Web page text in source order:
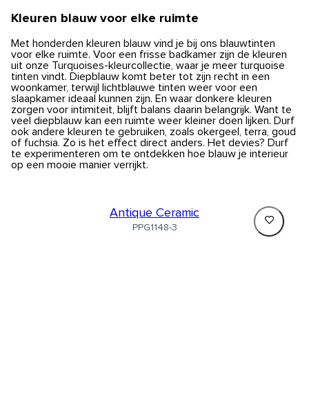
Kleuren blauw voor elke ruimte
Met honderden kleuren blauw vind je bij ons blauwtinten
voor elke ruimte. Voor een frisse badkamer zijn de kleuren
uit onze Turquoises-kleurcollectie, waar je meer turquoise
tinten vindt. Diepblauw komt beter tot zijn recht in een
woonkamer, terwijl lichtblauwe tinten weer voor een
slaapkamer ideaal kunnen zijn. En waar donkere kleuren
zorgen voor intimiteit, blijft balans daarin belangrijk. Want te
veel diepblauw kan een ruimte weer kleiner doen lijken. Durf
ook andere kleuren te gebruiken, zoals okergeel, terra, goud
of fuchsia. Zo is het effect direct anders. Het devies? Durf
te experimenteren om te ontdekken hoe blauw je interieur
op een mooie manier verrijkt.
Antique Ceramic
PPG1148-3